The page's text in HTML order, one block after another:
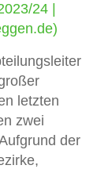
24 |
letzten
zwei
der